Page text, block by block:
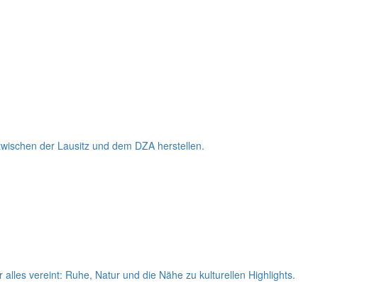
der Lausitz und dem DZA herstellen.
vereint: Ruhe, Natur und die Nähe zu kulturellen Highlights.